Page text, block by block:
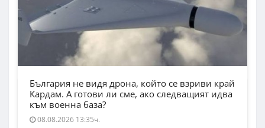
България не видя дрона, който се взриви край
Кардам. А готови ли сме, ако следващият идва
към военна база?
08.08.2026 13:35ч.